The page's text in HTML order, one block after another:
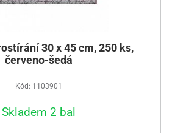
30 x 45 cm, 250 ks,
červeno-šedá
Kód: 1103901
Skladem 2 bal